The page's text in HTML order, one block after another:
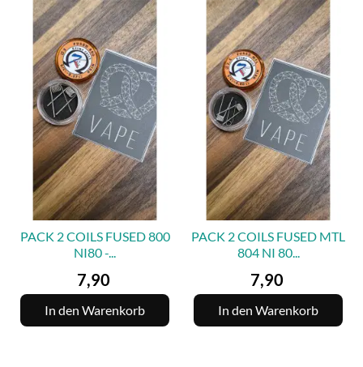
PACK 2 COILS FUSED 800
NI80 -...
Preis
7,90
In den Warenkorb
PACK 2 COILS FUSED MTL
804 NI 80...
Preis
7,90
In den Warenkorb